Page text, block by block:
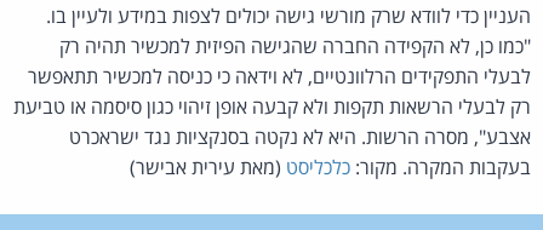
העניין כדי לוודא שרק מורשי גישה יכולים לצפות במידע ולעיין בו.
"כמו כן, לא הקפידה החברה שהגישה הפיזית למכשיר תהיה רק
לבעלי התפקידים הרלוונטיים, לא וידאה כי כניסה למכשיר תתאפשר
רק לבעלי הרשאות תקפות ולא קבעה אופן זיהוי כגון סיסמה או טביעת
אצבע", מסרה הרשות. היא לא נקטה בסנקציות נגד ישראכרט
בעקבות המקרה. מקור: כלכליסט (מאת עירית אבישר)